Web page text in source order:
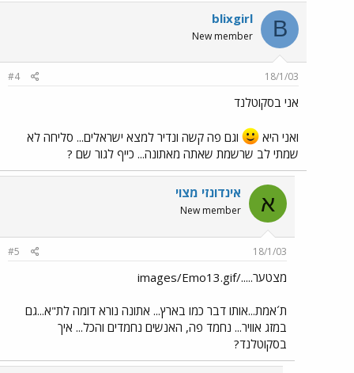
B
blixgirl
New member
18/1/03
#4
אני בסקוטלנד
ואני היא
וגם פה קשה ונדיר למצא ישראלים... סליחה לא
שמתי לב שרשמת שאתה מאתונה... כייף לגור שם ?
א אינדונזי מצוי
New member
18/1/03
#5
מצטער...../images/Emo13.gif
ת´אמת...אותו דבר כמו בארץ... אתונה נורא דומה לת"א...גם
במזג אוויר... נחמד פה, האנשים נחמדים והכל... איך
בסקוטלנד?